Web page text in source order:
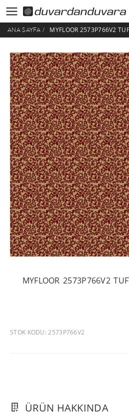
ANA SAYFA / MYFLOOR 2573P766V2
MYFLOOR 2573P766V2
STOK KODU: 2573P766V2
ÜRÜN HAKKINDA